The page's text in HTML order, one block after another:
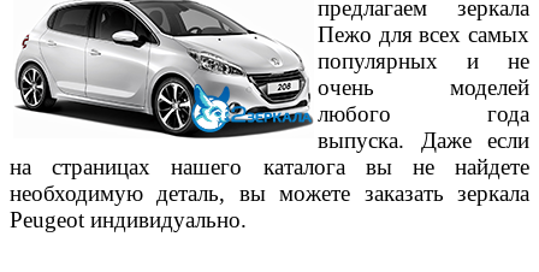
предлагаем зеркала
Пежо для всех самых
популярных и не
очень моделей
любого года
выпуска. Даже если
на страницах нашего каталога вы не найдете
необходимую деталь, вы можете заказать зеркала
Peugeot индивидуально.